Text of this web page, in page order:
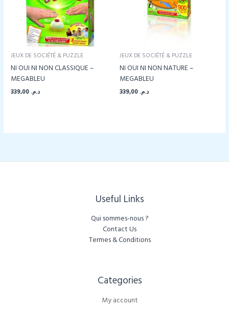
JEUX DE SOCIÉTÉ & PUZZLE
NI OUI NI NON CLASSIQUE –
MEGABLEU
د.م.
JEUX DE SOCIÉTÉ & PUZZLE
NI OUI NI NON NATURE –
MEGABLEU
د.م.
Useful Links
Qui sommes-nous ?
Contact Us
Termes & Conditions
Categories​
My account